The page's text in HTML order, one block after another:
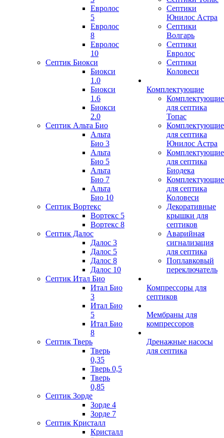
Евролос
5
Евролос
8
Евролос
10
Септик Биокси
Биокси
1.0
Биокси
1.6
Биокси
2.0
Септик Альта Био
Альта
Био 3
Альта
Био 5
Альта
Био 7
Альта
Био 10
Септик Вортекс
Вортекс 5
Вортекс 8
Септик Далос
Далос 3
Далос 5
Далос 8
Далос 10
Септик Итал Био
Итал Био
3
Итал Био
5
Итал Био
8
Септик Тверь
Тверь
0,35
Тверь 0,5
Тверь
0,85
Септик Зорде
Зорде 4
Зорде 7
Септик Кристалл
Кристалл
Септики
Юнилос Астра
Септики
Волгарь
Септики
Евролос
Септики
Коловеси
Комплектующие
Комплектующие
для септика
Топас
Комплектующие
для септика
Юнилос Астра
Комплектующие
для септика
Биодека
Комплектующие
для септика
Коловеси
Декоративные
крышки для
септиков
Аварийная
сигнализация
для септика
Поплавковый
переключатель
Компрессоры для
септиков
Мембраны для
компрессоров
Дренажные насосы
для септика